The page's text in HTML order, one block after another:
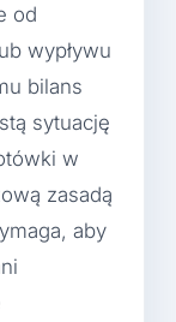
od
wypływu
bilans
sytuację
w
zasadą
aby